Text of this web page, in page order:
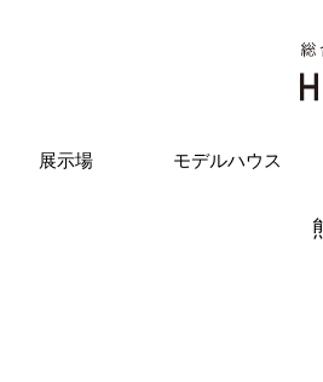
展示場 モデルハウス